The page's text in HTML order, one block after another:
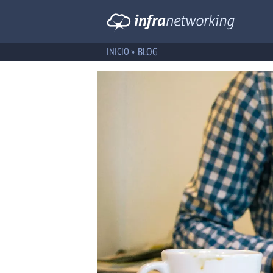
INICIO » BLOG